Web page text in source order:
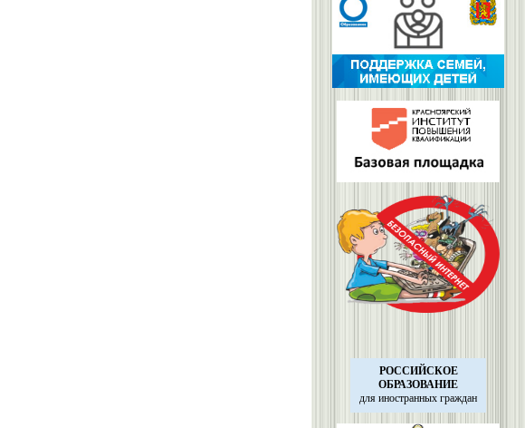
РОССИЙСКОЕ
ОБРАЗОВАНИЕ
для иностранных граждан